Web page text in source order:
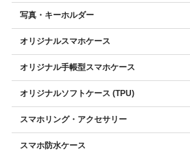
写真・キーホルダー
オリジナルスマホケース
オリジナル手帳型スマホケース
オリジナルソフトケース (TPU)
スマホリング・アクセサリー
スマホ防水ケース